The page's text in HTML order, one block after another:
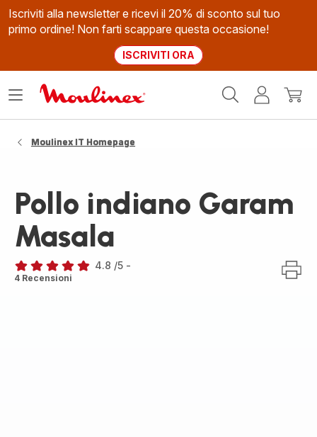
Iscriviti alla newsletter e ricevi il 20% di sconto sul tuo
primo ordine! Non farti scappare questa occasione!
ISCRIVITI ORA
Il
Apri
Moulinex IT Homepage
Pollo indiano Garam
Masala
ratings.4.8
4.8 /5 -
4 Recensioni